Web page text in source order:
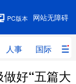
网站无障碍
PC版本
人事 国际 财
人事
做好“五篇大